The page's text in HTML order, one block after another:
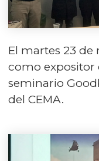
El martes 23
como expositor
seminario
del CEMA.